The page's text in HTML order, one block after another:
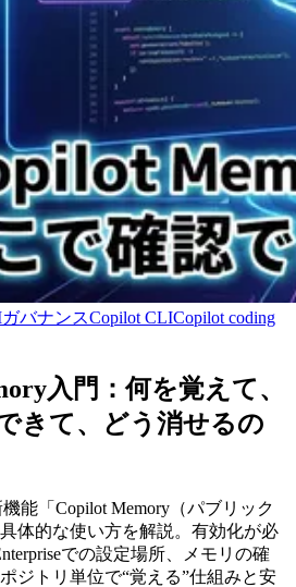
バナンスCopilot CLICopilot coding
入門：何を覚えて、
きて、どう消せるの
能「Copilot Memory（パブリック
体的な使い方を解説。有効化が必
での設定場所、メモリの確
ジトリ単位で“覚える”仕組みと安